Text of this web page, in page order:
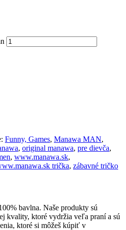
Funny, Games, Manawa MAN,
, original manawa, pre dievča,
, www.manawa.sk,
trička, zábavné tričko
bavlna. Naše produkty sú
kvality, ktoré vydržia veľa praní a sú
ktoré si môžeš kúpiť v